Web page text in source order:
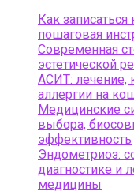
Как
пошаговая
Современная
эстетической
АСИТ: лечение,
аллергии на
Медицинские
выбора,
эффективность
Эндометриоз:
диагностике и
медицины